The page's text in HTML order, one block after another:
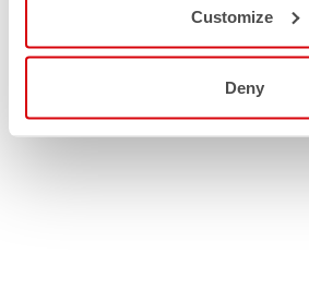
Customize
Deny